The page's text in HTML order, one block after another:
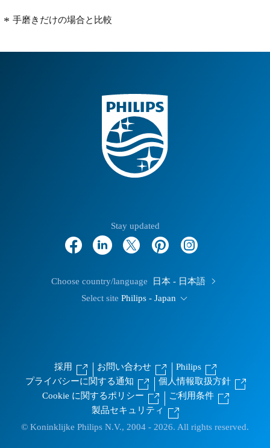
手磨きだけの場合と比較
Stay updated
Choose country/language
日本 - 日本語
Select site Philips - Japan
採用 お問い合わせ
Philips
プライバシーに関する通知
個人情報取扱方針
Cookie に関するポリシー
ご利用条件
製品セキュリティ
© Koninklijke Philips N.V., 2004 - 2026. All rights reserved.